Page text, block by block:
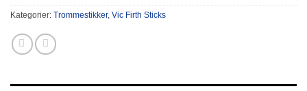
Kategorier: Trommestikker, Vic Firth Sticks